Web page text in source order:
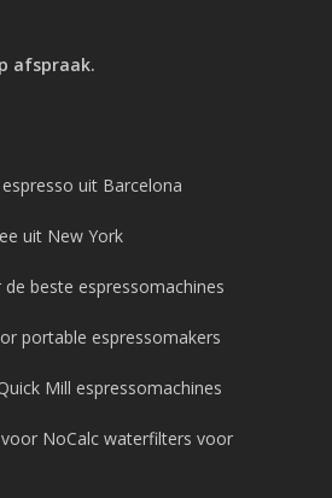
afspraak.
uit Barcelona
uit New York
beste espressomachines
portable espressomakers
Mill espressomachines
voor NoCalc waterfilters voor